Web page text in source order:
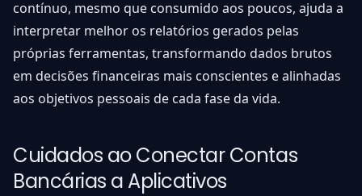
contínuo, mesmo que consumido aos poucos, ajuda a
interpretar melhor os relatórios gerados pelas
próprias ferramentas, transformando dados brutos
em decisões financeiras mais conscientes e alinhadas
aos objetivos pessoais de cada fase da vida.
Cuidados ao Conectar Contas
Bancárias a Aplicativos